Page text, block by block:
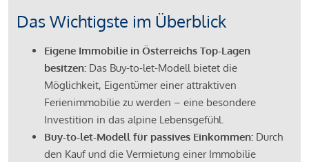
Das Wichtigste im Überblick
Eigene Immobilie in Österreichs Top-Lagen
besitzen: Das Buy-to-let-Modell bietet die
Möglichkeit, Eigentümer einer attraktiven
Ferienimmobilie zu werden – eine besondere
Investition in das alpine Lebensgefühl.
Buy-to-let-Modell für passives Einkommen: Durch
den Kauf und die Vermietung einer Immobilie